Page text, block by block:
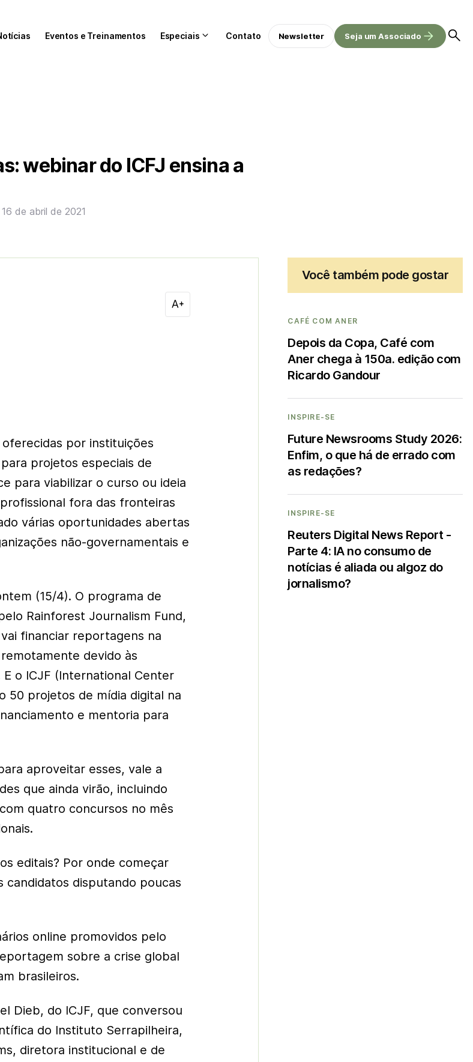
Eventos e Treinamentos Especiais Contato Newsletter Seja um Associado
webinar do ICFJ ensina a
de abril de 2021
por instituições
projetos especiais de
para viabilizar o curso ou ideia
fora das fronteiras
várias oportunidades abertas
não-governamentais e
(15/4). O programa de
Rainforest Journalism Fund,
financiar reportagens na
devido às
o ICJF (International Center
50 projetos de mídia digital na
e mentoria para
aproveitar esses, vale a
que ainda virão, incluindo
quatro concursos no mês
editais? Por onde começar
disputando poucas
online promovidos pelo
sobre a crise global
brasileiros.
Dieb, do ICJF, que conversou
do Instituto Serrapilheira,
diretora institucional e de
Você também pode gostar
CAFÉ COM ANER
Depois da Copa, Café com
Aner chega à 150a. edição com
Ricardo Gandour
INSPIRE-SE
Future Newsrooms Study 2026:
Enfim, o que há de errado com
as redações?
INSPIRE-SE
Reuters Digital News Report -
Parte 4: IA no consumo de
notícias é aliada ou algoz do
jornalismo?